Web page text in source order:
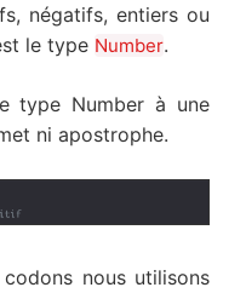
négatifs, entiers ou
le type Number.
type Number à une
ni apostrophe.
nous utilisons